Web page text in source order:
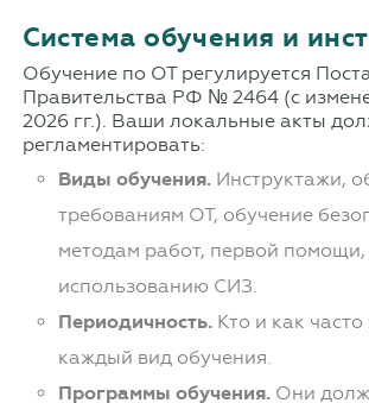
Система обучения и
Обучение по ОТ регулируется
Правительства РФ № 2464 (с
2026 гг.). Ваши локальные акты
регламентировать:
Виды обучения.Инструктажи,
требованиям ОТ, обучение
методам работ, первой помощи,
использованию СИЗ.
Периодичность.Кто и как часто
каждый вид обучения.
Программы обучения.Они